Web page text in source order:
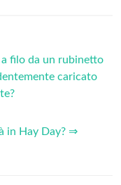
filo da un rubinetto
caricato
in Hay Day? ⇒